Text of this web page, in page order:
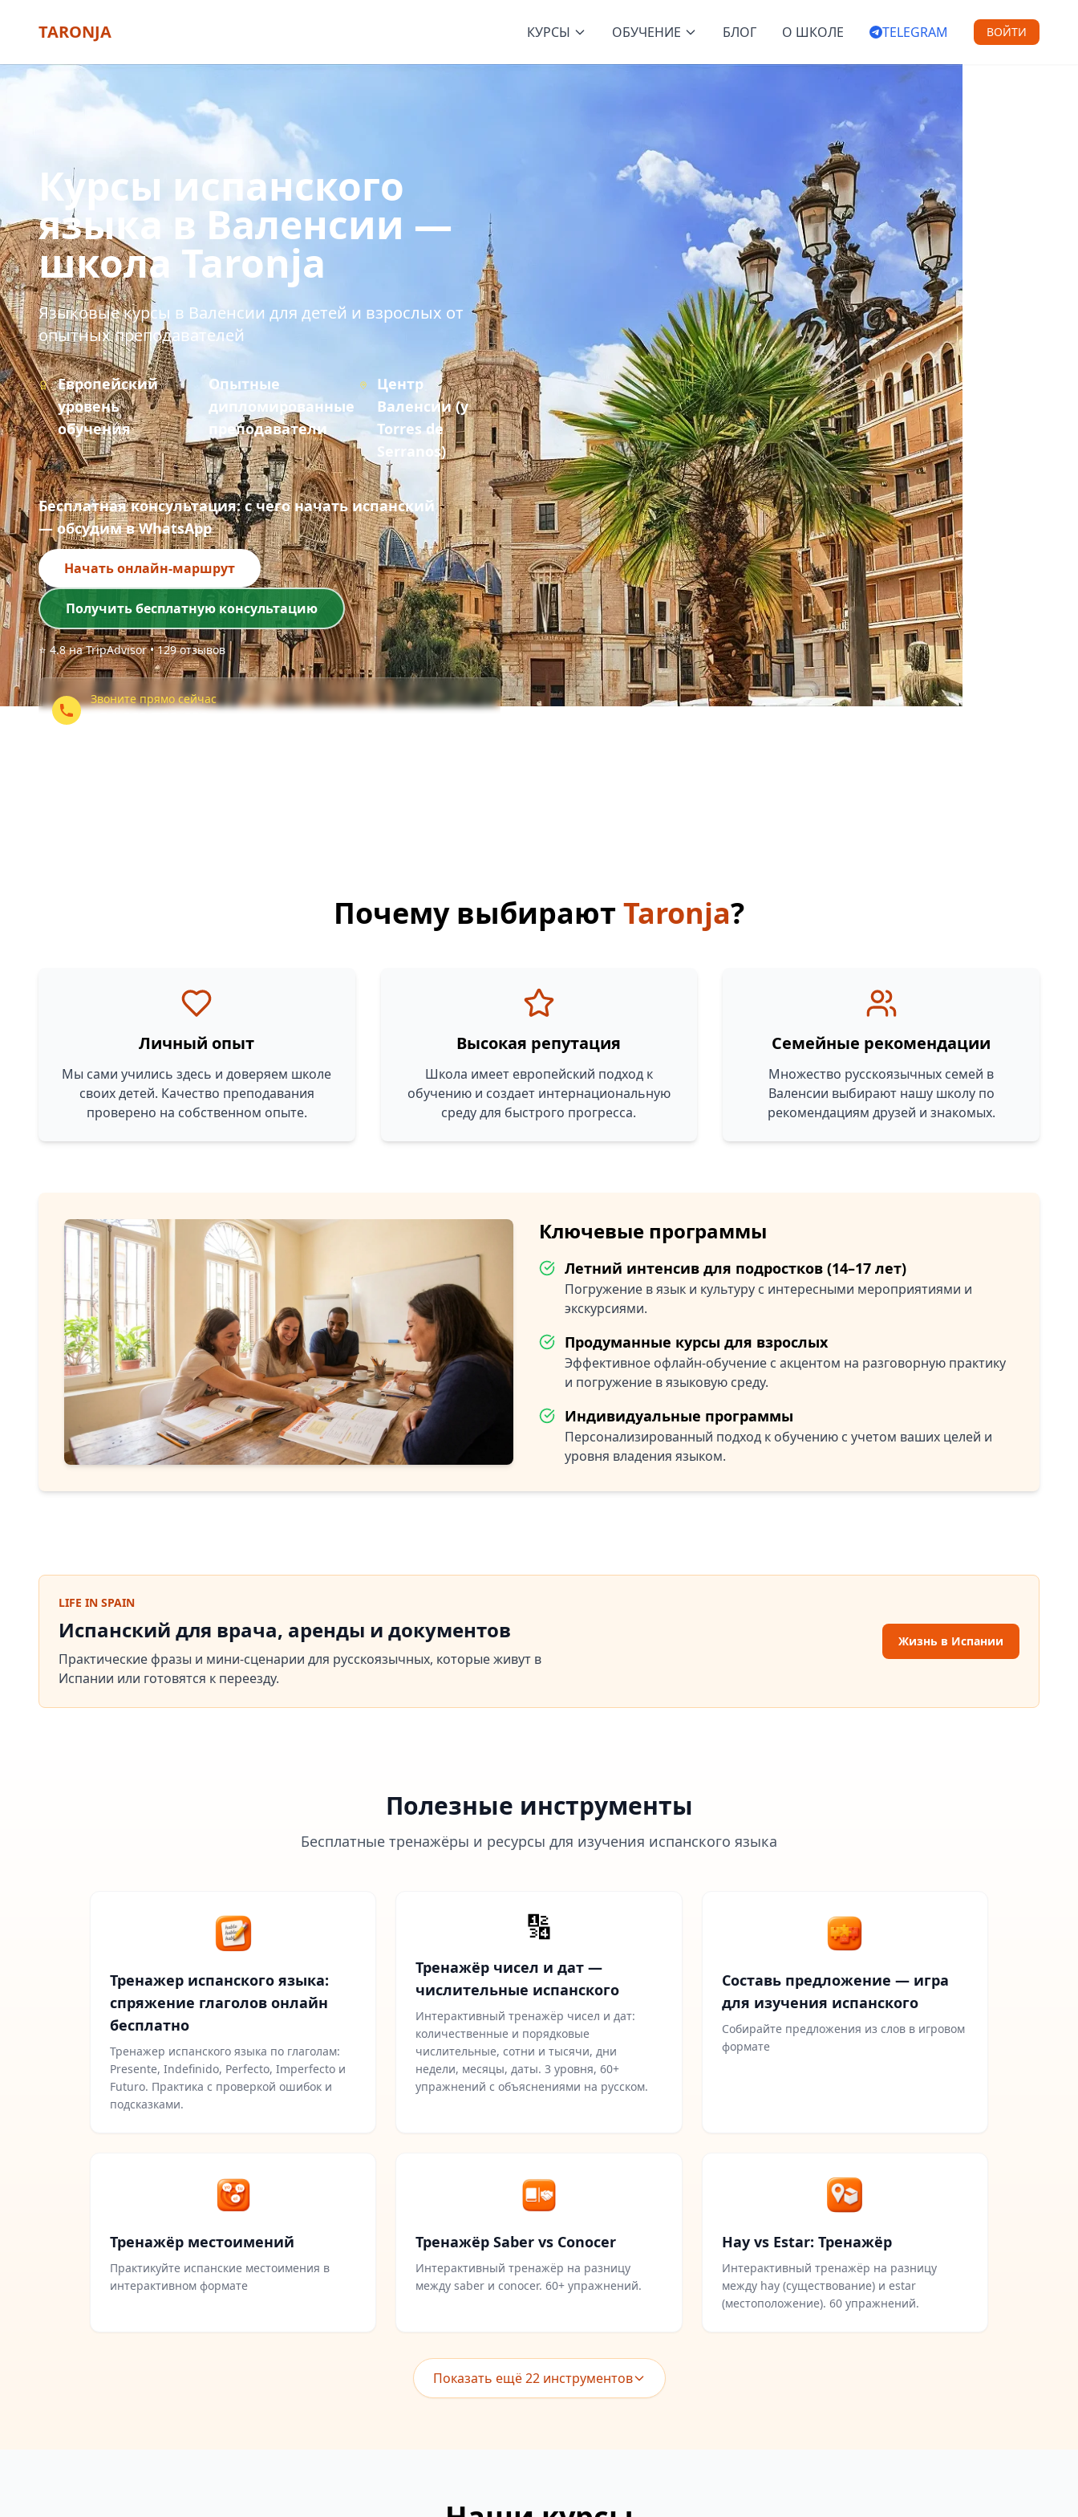
TARONJA КУРСЫ ОБУЧЕНИЕ БЛОГ О ШКОЛЕ TELEGRAM ВОЙТИ
Курсы испанского
языка в Валенсии —
школа Taronja
Языковые курсы в Валенсии для детей и взрослых от
опытных преподавателей
Европейский
уровень
обучения
Опытные
дипломированные
преподаватели
Центр
Валенсии (у
Torres de
Serranos)
Бесплатная консультация: с чего начать испанский
— обсудим в WhatsApp
Начать онлайн-маршрут
Получить бесплатную консультацию
⭐ 4.8 на TripAdvisor • 129 отзывов
Звоните прямо сейчас
Почему выбирают Taronja?
Личный опыт
Мы сами учились здесь и доверяем школе
своих детей. Качество преподавания
проверено на собственном опыте.
Высокая репутация
Школа имеет европейский подход к
обучению и создает интернациональную
среду для быстрого прогресса.
Семейные рекомендации
Множество русскоязычных семей в
Валенсии выбирают нашу школу по
рекомендациям друзей и знакомых.
Ключевые программы
Летний интенсив для подростков (14–17 лет)
Погружение в язык и культуру с интересными мероприятиями и
экскурсиями.
Продуманные курсы для взрослых
Эффективное офлайн-обучение с акцентом на разговорную практику
и погружение в языковую среду.
Индивидуальные программы
Персонализированный подход к обучению с учетом ваших целей и
уровня владения языком.
LIFE IN SPAIN
Испанский для врача, аренды и документов
Практические фразы и мини-сценарии для русскоязычных, которые живут в
Испании или готовятся к переезду.
Жизнь в Испании
Полезные инструменты
Бесплатные тренажёры и ресурсы для изучения испанского языка
Тренажер испанского языка:
спряжение глаголов онлайн
бесплатно
Тренажер испанского языка по глаголам:
Presente, Indefinido, Perfecto, Imperfecto и
Futuro. Практика с проверкой ошибок и
подсказками.
🔢
Тренажёр чисел и дат —
числительные испанского
Интерактивный тренажёр чисел и дат:
количественные и порядковые
числительные, сотни и тысячи, дни
недели, месяцы, даты. 3 уровня, 60+
упражнений с объяснениями на русском.
Составь предложение — игра
для изучения испанского
Собирайте предложения из слов в игровом
формате
Тренажёр местоимений
Практикуйте испанские местоимения в
интерактивном формате
Тренажёр Saber vs Conocer
Интерактивный тренажёр на разницу
между saber и conocer. 60+ упражнений.
Hay vs Estar: Тренажёр
Интерактивный тренажёр на разницу
между hay (существование) и estar
(местоположение). 60 упражнений.
Показать ещё22инструментов